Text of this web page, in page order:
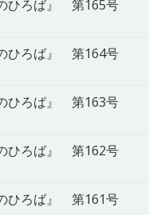
ひろば』 第165号
ひろば』 第164号
ひろば』 第163号
ひろば』 第162号
ひろば』 第161号